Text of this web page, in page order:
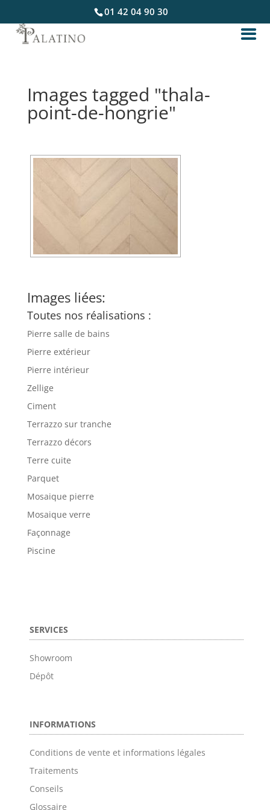
01 42 04 90 30
Images tagged "thala-
point-de-hongrie"
Images liées:
Toutes nos réalisations :
Pierre salle de bains
Pierre extérieur
Pierre intérieur
Zellige
Ciment
Terrazzo sur tranche
Terrazzo décors
Terre cuite
Parquet
Mosaique pierre
Mosaique verre
Façonnage
Piscine
SERVICES
Showroom
Dépôt
INFORMATIONS
Conditions de vente et informations légales
Traitements
Conseils
Glossaire